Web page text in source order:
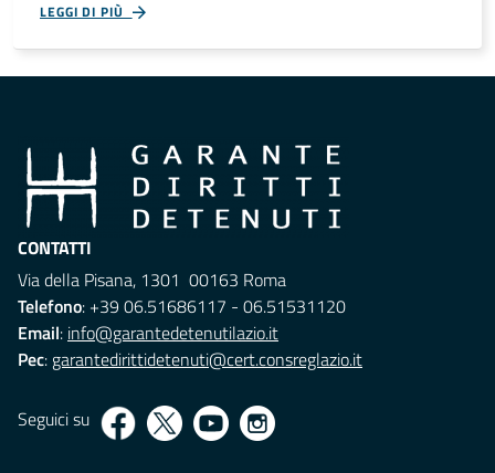
LEGGI DI PIÙ
CONTATTI
Via della Pisana, 1301 00163 Roma
Telefono: +39 06.51686117 - 06.51531120
Email: info@garantedetenutilazio.it
Pec: garantedirittidetenuti@cert.consreglazio.it
Seguici su